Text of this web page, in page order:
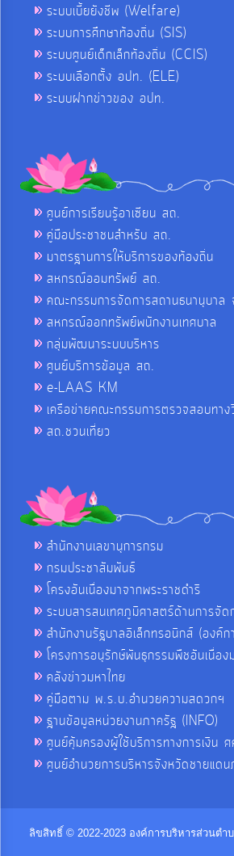
ระบบเบี้ยยังชีพ (Welfare)
ระบบการศึกษาท้องถิ่น (SIS)
ระบบศูนย์เด็กเล็กท้องถิ่น (CCIS)
ระบบเลือกตั้ง อปท. (ELE)
ระบบฝากข่าวของ อปท.
ศูนย์การเรียนรู้อาเซียน สถ.
คู่มือประชาชนสำหรับ สถ.
มาตรฐานการให้บริการของท้องถิ่น
สหกรณ์ออมทรัพย์ สถ.
คณะกรรมการจัดการสถานธนานุบาล
สหกรณ์ออกทรัพย์พนักงานเทศบาล
กลุ่มพัฒนาระบบบริหาร
ศูนย์บริการข้อมูล สถ.
e-LAAS KM
เครือข่ายคณะกรรมการตรวจสอบทา
สถ.ชวนเที่ยว
สำนักงานเลขานุการกรม
กรมประชาสัมพันธ์
โครงอันเนื่องมาจากพระราชดำริ
ระบบสารสนเทศภูมิศาสตร์ด้านการจัด
สำนักงานรัฐบาลอิเล็กทรอนิกส์ (องค์
โครงการอนุรักษ์พันธุกรรมพืชอันเนื่อง
คลังข่าวมหาไทย
คู่มือตาม พ.ร.บ.อำนวยความสดวกฯ
ฐานข้อมูลหน่วยงานภาครัฐ (INFO)
ศูนย์คุ้มครองผู้ใช้บริการทางการเงิน
ศูนย์อำนวยการบริหารจังหวัดชายแด
ลิขสิทธิ์ © 2022-2023 องค์การบริหารส่วนตำ